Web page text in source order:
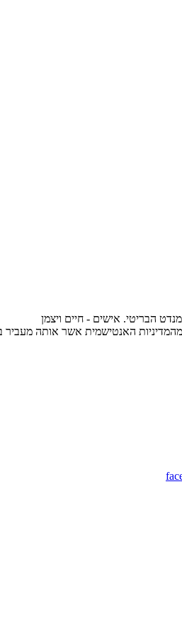
הבריטי. אישים - חיים ויצמן
האנטישמית אשר אותה מעביר ברקר